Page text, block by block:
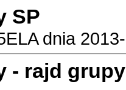
SP
dnia
- rajd